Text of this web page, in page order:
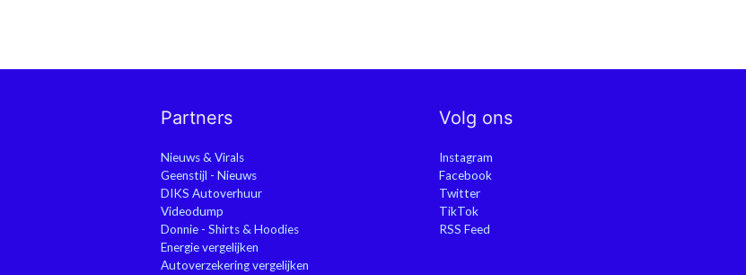
Partners
Nieuws & Virals
Geenstijl - Nieuws
DIKS Autoverhuur
Videodump
Donnie - Shirts & Hoodies
Energie vergelijken
Autoverzekering vergelijken
Volg ons
Instagram
Facebook
Twitter
TikTok
RSS Feed